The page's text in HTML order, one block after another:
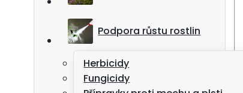
Podpora růstu rostlin
Herbicidy
Fungicidy